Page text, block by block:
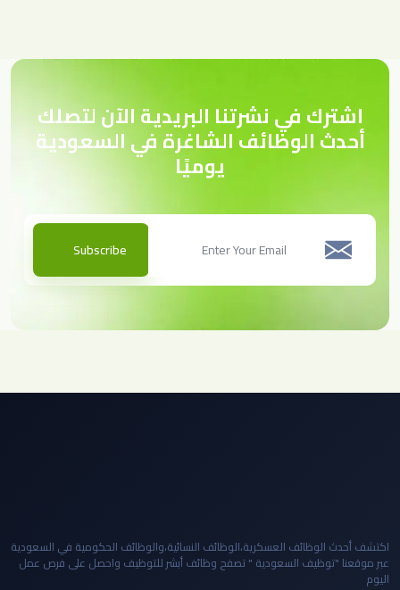
اشترك في نشرتنا البريدية الآن لتصلك
أحدث الوظائف الشاغرة في السعودية
يوميًا
Subscribe
اكتشف أحدث الوظائف العسكرية،الوظائف النسائية،والوظائف الحكومية في السعودية
عبر موقعنا "توظيف السعودية " تصفح وظائف أبشر للتوظيف واحصل على فرص عمل
اليوم